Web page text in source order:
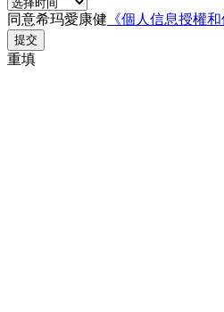
同意希玛愛康健 《個人信息授權和
提交
重填